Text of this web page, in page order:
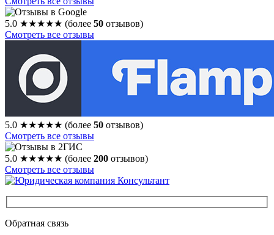
5.0 ★★★★★ (более 50 отзывов)
Смотреть все отзывы
5.0 ★★★★★ (более 50 отзывов)
Смотреть все отзывы
5.0 ★★★★★ (более 200 отзывов)
Смотреть все отзывы
Обратная связь